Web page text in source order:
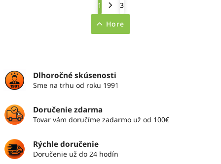
1
3
Hore
Dlhoročné skúsenosti
Sme na trhu od roku 1991
Doručenie zdarma
Tovar vám doručíme zadarmo už od 100€
Rýchle doručenie
Doručenie už do 24 hodín